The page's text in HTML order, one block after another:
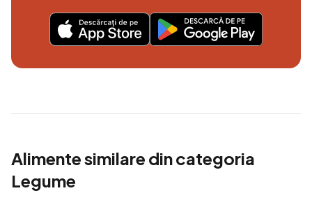
Alimente similare din categoria
Legume